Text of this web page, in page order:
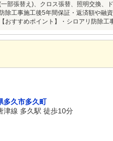
部張替え)、クロス張替、照明交換、
除工事施工後5年間保証・返済額や融
おすすめポイント】・シロアリ防除
多久市多久町
津線 多久駅 徒歩10分